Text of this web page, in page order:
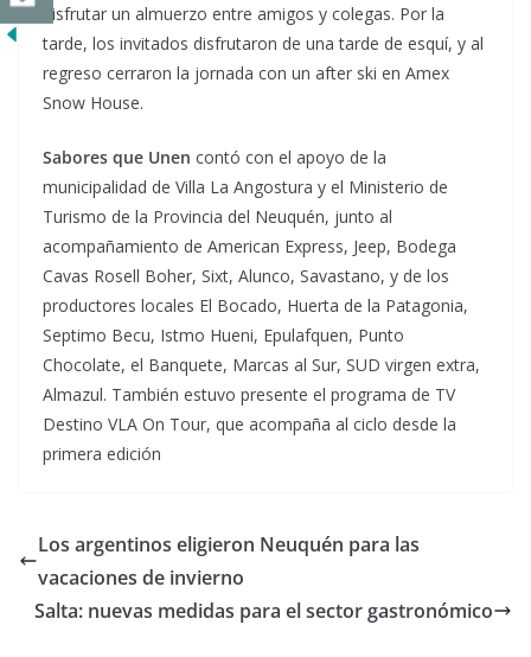
disfrutar un almuerzo entre amigos y colegas. Por la
tarde, los invitados disfrutaron de una tarde de esquí, y al
regreso cerraron la jornada con un after ski en Amex
Snow House.
Sabores que Unen contó con el apoyo de la
municipalidad de Villa La Angostura y el Ministerio de
Turismo de la Provincia del Neuquén, junto al
acompañamiento de American Express, Jeep, Bodega
Cavas Rosell Boher, Sixt, Alunco, Savastano, y de los
productores locales El Bocado, Huerta de la Patagonia,
Septimo Becu, Istmo Hueni, Epulafquen, Punto
Chocolate, el Banquete, Marcas al Sur, SUD virgen extra,
Almazul. También estuvo presente el programa de TV
Destino VLA On Tour, que acompaña al ciclo desde la
primera edición
Los argentinos eligieron Neuquén para las
vacaciones de invierno
Salta: nuevas medidas para el sector gastronómico